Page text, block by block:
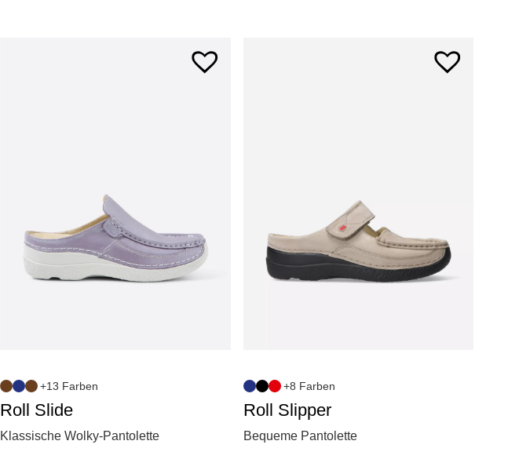
+13 Farben
Roll Slide
Klassische Wolky-Pantolette
+8 Farben
Roll Slipper
Bequeme Pantolette